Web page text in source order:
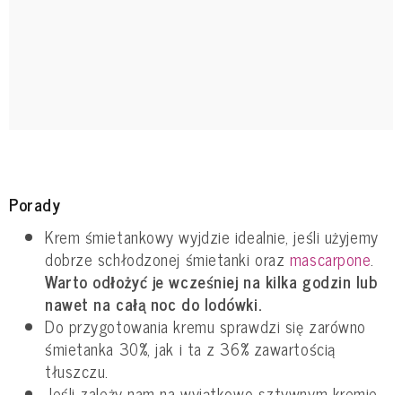
Porady
Krem śmietankowy wyjdzie idealnie, jeśli użyjemy
dobrze schłodzonej śmietanki oraz mascarpone.
Warto odłożyć je wcześniej na kilka godzin lub
nawet na całą noc do lodówki.
Do przygotowania kremu sprawdzi się zarówno
śmietanka 30%, jak i ta z 36% zawartością
tłuszczu.